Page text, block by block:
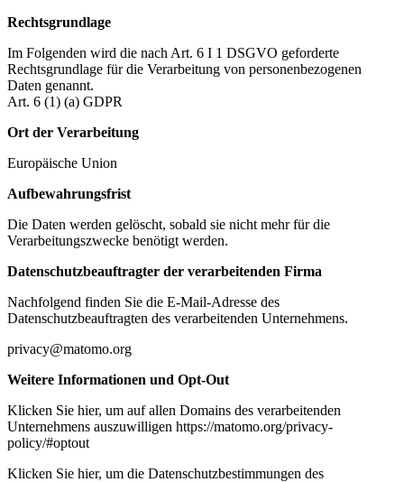
Rechtsgrundlage
Im Folgenden wird die nach Art. 6 I 1 DSGVO geforderte
Rechtsgrundlage für die Verarbeitung von personenbezogenen
Daten genannt.
Art. 6 (1) (a) GDPR
Ort der Verarbeitung
Europäische Union
Aufbewahrungsfrist
Die Daten werden gelöscht, sobald sie nicht mehr für die
Verarbeitungszwecke benötigt werden.
Datenschutzbeauftragter der verarbeitenden Firma
Nachfolgend finden Sie die E-Mail-Adresse des
Datenschutzbeauftragten des verarbeitenden Unternehmens.
privacy@matomo.org
Weitere Informationen und Opt-Out
Klicken Sie hier, um auf allen Domains des verarbeitenden
Unternehmens auszuwilligen https://matomo.org/privacy-
policy/#optout
Klicken Sie hier, um die Datenschutzbestimmungen des